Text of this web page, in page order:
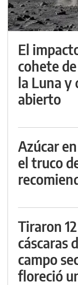
El
cohete
la Luna y
abierto
Azúcar
el truco
Tiraron
cáscaras
campo
floreció